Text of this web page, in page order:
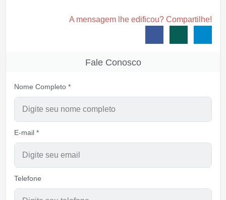
A mensagem lhe edificou? Compartilhe!
Fale Conosco
Nome Completo *
E-mail *
Telefone